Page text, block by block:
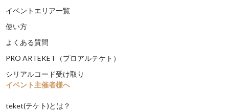
イベントエリア一覧
使い方
よくある質問
PRO ARTEKET（プロアルテケト）
シリアルコード受け取り
イベント主催者様へ
teket(テケト)とは？